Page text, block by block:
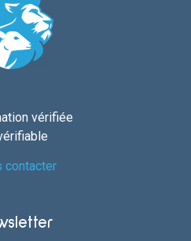
vérifiée
contacter